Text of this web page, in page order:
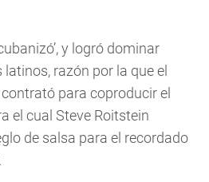
y logró dominar
razón por la que el
para coproducir el
el cual Steve Roitstein
de salsa para el recordado